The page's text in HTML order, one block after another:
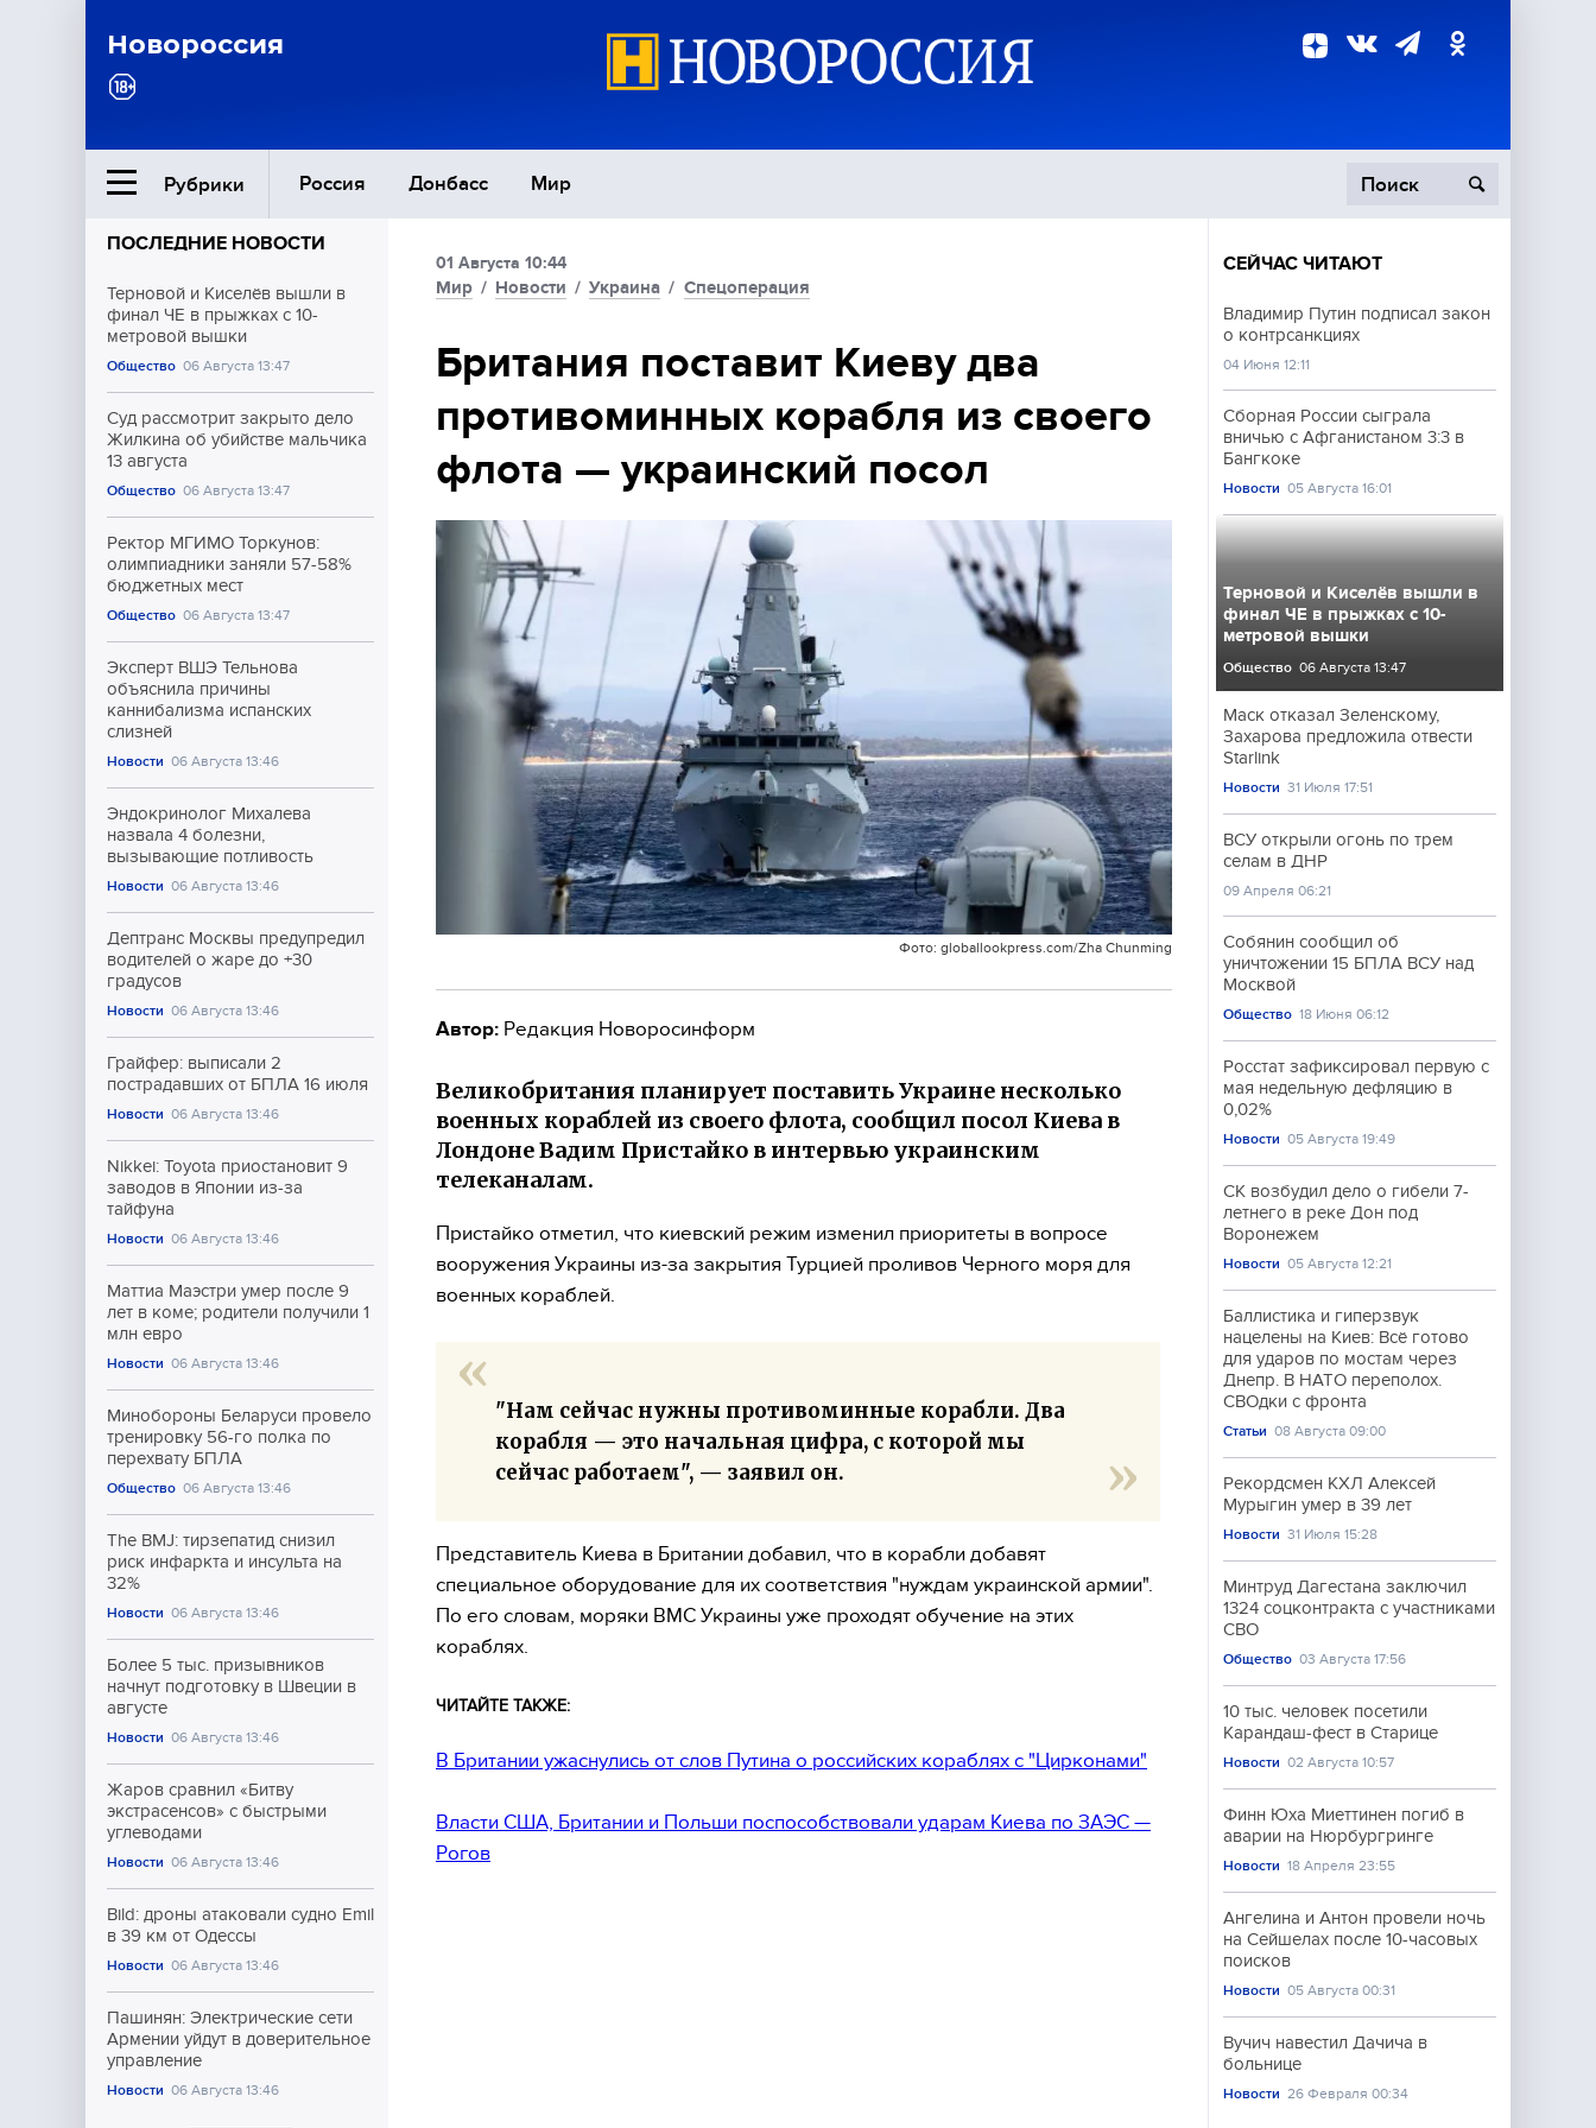
Новороссия
Рубрики Россия Донбасс Мир
Ближний Восток Политика
Общество
Экономика
Происшествия
Культура
Спорт
ПОСЛЕДНИЕ НОВОСТИ
Терновой и Киселёв вышли в
финал ЧЕ в прыжках с 10-
метровой вышки
Общество 06 Августа 13:47
Суд рассмотрит закрыто дело
Жилкина об убийстве мальчика
13 августа
Общество 06 Августа 13:47
Ректор МГИМО Торкунов:
олимпиадники заняли 57-58%
бюджетных мест
Общество 06 Августа 13:47
Эксперт ВШЭ Тельнова
объяснила причины
каннибализма испанских
слизней
Новости 06 Августа 13:46
Эндокринолог Михалева
назвала 4 болезни,
вызывающие потливость
Новости 06 Августа 13:46
Дептранс Москвы предупредил
водителей о жаре до +30
градусов
Новости 06 Августа 13:46
Грайфер: выписали 2
пострадавших от БПЛА 16 июля
Новости 06 Августа 13:46
Nikkei: Toyota приостановит 9
заводов в Японии из-за
тайфуна
Новости 06 Августа 13:46
Маттиа Маэстри умер после 9
лет в коме; родители получили 1
млн евро
Новости 06 Августа 13:46
Минобороны Беларуси провело
тренировку 56-го полка по
перехвату БПЛА
Общество 06 Августа 13:46
The BMJ: тирзепатид снизил
риск инфаркта и инсульта на
32%
Новости 06 Августа 13:46
Более 5 тыс. призывников
начнут подготовку в Швеции в
августе
Новости 06 Августа 13:46
Жаров сравнил «Битву
экстрасенсов» с быстрыми
углеводами
Новости 06 Августа 13:46
Bild: дроны атаковали судно Emil
в 39 км от Одессы
Новости 06 Августа 13:46
Пашинян: Электрические сети
Армении уйдут в доверительное
управление
Новости 06 Августа 13:46
01 Августа 10:44
Мир / Новости / Украина / Спецоперация
Британия поставит Киеву два
противоминных корабля из своего
флота — украинский посол
Фото: globallookpress.com/Zha Chunming
Автор: Редакция Новоросинформ
Великобритания планирует поставить Украине несколько
военных кораблей из своего флота, сообщил посол Киева в
Лондоне Вадим Пристайко в интервью украинским
телеканалам.
Пристайко отметил, что киевский режим изменил приоритеты в вопросе
вооружения Украины из-за закрытия Турцией проливов Черного моря для
военных кораблей.
"Нам сейчас нужны противоминные корабли. Два
корабля — это начальная цифра, с которой мы
сейчас работаем", — заявил он.
Представитель Киева в Британии добавил, что в корабли добавят
специальное оборудование для их соответствия "нуждам украинской армии".
По его словам, моряки ВМС Украины уже проходят обучение на этих
кораблях.
ЧИТАЙТЕ ТАКЖЕ:
В Британии ужаснулись от слов Путина о российских кораблях с "Цирконами"
Власти США, Британии и Польши поспособствовали ударам Киева по ЗАЭС —
Рогов
СЕЙЧАС ЧИТАЮТ
Владимир Путин подписал закон
о контрсанкциях
04 Июня 12:11
Сборная России сыграла
вничью с Афганистаном 3:3 в
Бангкоке
Новости 05 Августа 16:01
Терновой и Киселёв вышли в
финал ЧЕ в прыжках с 10-
метровой вышки
Общество 06 Августа 13:47
Маск отказал Зеленскому,
Захарова предложила отвести
Starlink
Новости 31 Июля 17:51
ВСУ открыли огонь по трем
селам в ДНР
09 Апреля 06:21
Собянин сообщил об
уничтожении 15 БПЛА ВСУ над
Москвой
Общество 18 Июня 06:12
Росстат зафиксировал первую с
мая недельную дефляцию в
0,02%
Новости 05 Августа 19:49
СК возбудил дело о гибели 7-
летнего в реке Дон под
Воронежем
Новости 05 Августа 12:21
Баллистика и гиперзвук
нацелены на Киев: Всё готово
для ударов по мостам через
Днепр. В НАТО переполох.
СВОдки с фронта
Статьи 08 Августа 09:00
Рекордсмен КХЛ Алексей
Мурыгин умер в 39 лет
Новости 31 Июля 15:28
Минтруд Дагестана заключил
1324 соцконтракта с участниками
СВО
Общество 03 Августа 17:56
10 тыс. человек посетили
Карандаш-фест в Старице
Новости 02 Августа 10:57
Финн Юха Миеттинен погиб в
аварии на Нюрбургринге
Новости 18 Апреля 23:55
Ангелина и Антон провели ночь
на Сейшелах после 10-часовых
поисков
Новости 05 Августа 00:31
Вучич навестил Дачича в
больнице
Новости 26 Февраля 00:34